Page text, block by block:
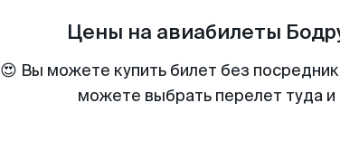
Цены на авиабилеты
😍 Вы можете купить билет без
можете выбрать перелет туда